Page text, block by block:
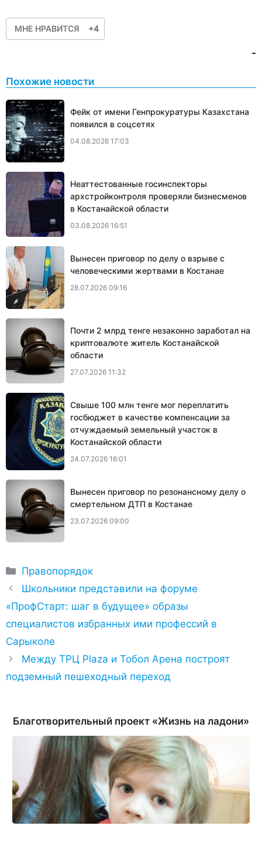
МНЕ НРАВИТСЯ +4
-
Похожие новости
Фейк от имени Генпрокуратуры Казахстана
появился в соцсетях
04.08.2026 17:03
Неаттестованные госинспекторы
архстройконтроля проверяли бизнесменов
в Костанайской области
03.08.2026 16:51
Вынесен приговор по делу о взрыве с
человеческими жертвами в Костанае
28.07.2026 09:16
Почти 2 млрд тенге незаконно заработал на
криптовалюте житель Костанайской
области
27.07.2026 11:32
Свыше 100 млн тенге мог переплатить
госбюджет в качестве компенсации за
отчуждаемый земельный участок в
Костанайской области
24.07.2026 16:01
Вынесен приговор по резонансному делу о
смертельном ДТП в Костанае
23.07.2026 09:00
Рубрики
Правопорядок
Школьники представили на форуме
«ПрофСтарт: шаг в будущее» образы
специалистов избранных ими профессий в
Сарыколе
Между ТРЦ Plaza и Тобол Арена построят
подземный пешеходный переход
Благотворительный проект «Жизнь на ладони»